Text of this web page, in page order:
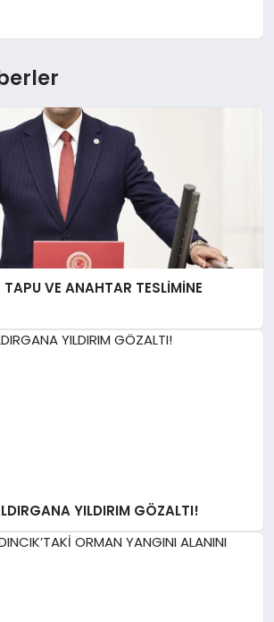
VE ANAHTAR TESLİMİNE
YILDIRIM GÖZALTI!